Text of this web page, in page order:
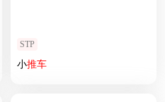
STP
小推车